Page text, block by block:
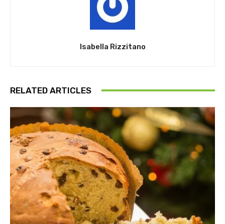
Isabella Rizzitano
RELATED ARTICLES